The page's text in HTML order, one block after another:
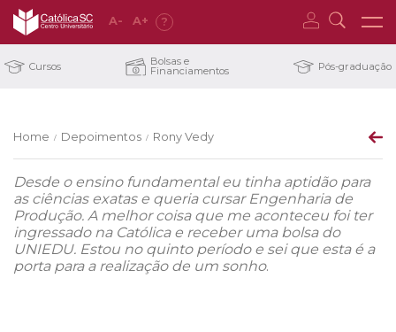
A- A+ ?
Cursos Bolsas e
Financiamentos Pós-graduação
Home / Depoimentos / Rony Vedy
Desde o ensino fundamental eu tinha aptidão para
as ciências exatas e queria cursar Engenharia de
Produção. A melhor coisa que me aconteceu foi ter
ingressado na Católica e receber uma bolsa do
UNIEDU. Estou no quinto período e sei que esta é a
porta para a realização de um sonho.